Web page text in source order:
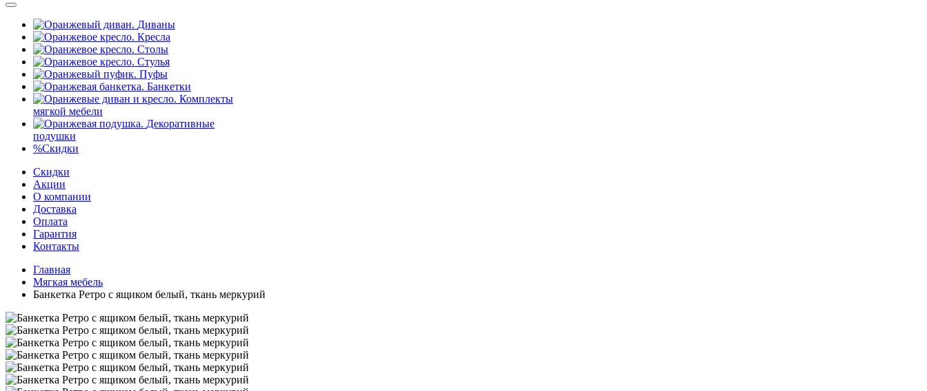
Диваны
Кресла
Столы
Стулья
Пуфы
Банкетки
Комплекты
мягкой мебели
Декоративные
подушки
%Скидки
Скидки
Акции
О компании
Доставка
Оплата
Гарантия
Контакты
Главная
Мягкая мебель
Банкетка Ретро с ящиком белый, ткань меркурий